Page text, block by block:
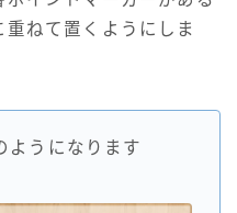
ねて置くようにしま
ようになります